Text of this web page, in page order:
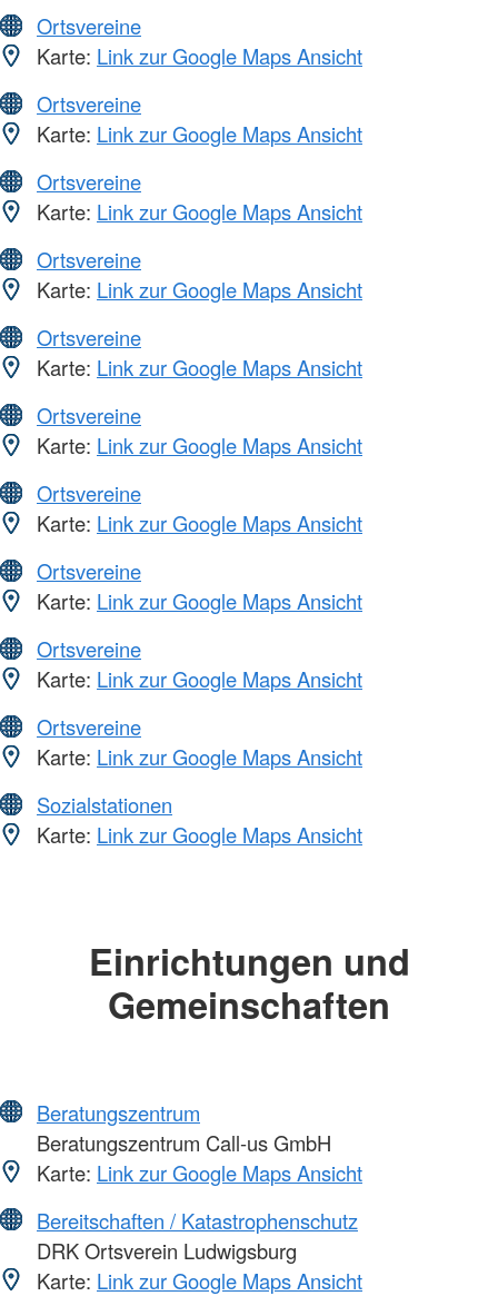
Ortsvereine
Karte: Link zur Google Maps Ansicht
Ortsvereine
Karte: Link zur Google Maps Ansicht
Ortsvereine
Karte: Link zur Google Maps Ansicht
Ortsvereine
Karte: Link zur Google Maps Ansicht
Ortsvereine
Karte: Link zur Google Maps Ansicht
Ortsvereine
Karte: Link zur Google Maps Ansicht
Ortsvereine
Karte: Link zur Google Maps Ansicht
Ortsvereine
Karte: Link zur Google Maps Ansicht
Ortsvereine
Karte: Link zur Google Maps Ansicht
Ortsvereine
Karte: Link zur Google Maps Ansicht
Sozialstationen
Karte: Link zur Google Maps Ansicht
Einrichtungen und
Gemeinschaften
Beratungszentrum
Beratungszentrum Call-us GmbH
Karte: Link zur Google Maps Ansicht
Bereitschaften / Katastrophenschutz
DRK Ortsverein Ludwigsburg
Karte: Link zur Google Maps Ansicht